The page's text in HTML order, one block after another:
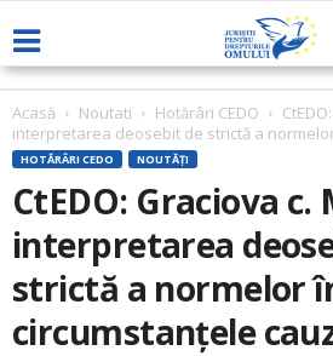
Acasă Noutati Hotărâri CEDO
interpretarea deosebit de strictă a
HOTĂRÂRI CEDO NOUTĂȚI
CtEDO: Graciova c.
interpretarea
strictă a normelor
circumstanțele